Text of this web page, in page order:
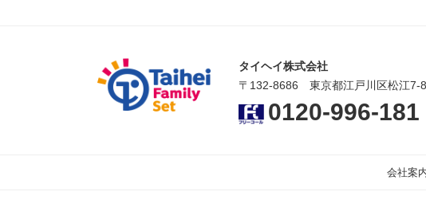
タイヘイ株式会社
〒132-8686 東京都江戸川区松江7-
0120-996-181
会社案